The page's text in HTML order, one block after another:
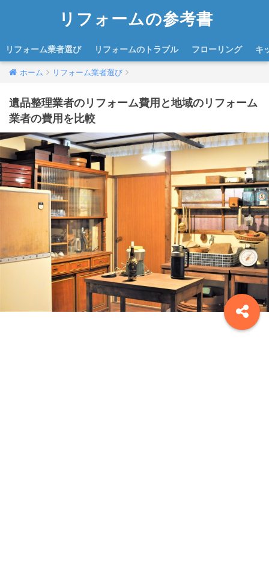
リフォームの参考書
リフォーム業者選び リフォームのトラブル フローリング キ
ホーム リフォーム業者選び
遺品整理業者のリフォーム費用と地域のリフォーム
業者の費用を比較